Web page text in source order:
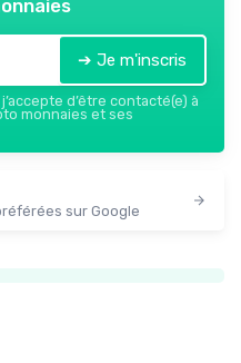
➔ Je m'inscris
d’être contacté(e) à
monnaies et ses
sur Google